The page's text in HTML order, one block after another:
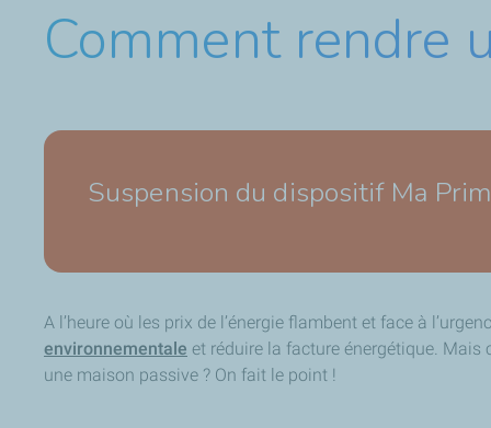
Comment rendre
Suspension du dispositif Ma
A l’heure où les prix de l’énergie flambent et face à
environnementale et réduire la facture énergétique. Mais
une maison passive ? On fait le point !